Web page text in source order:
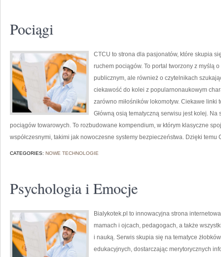
Pociągi
CTCU to strona dla pasjonatów, które skupia
ruchem pociągów. To portal tworzony z myślą
publicznym, ale również o czytelnikach
ciekawość do kolei z popularnonaukowym
zarówno miłośników lokomotyw. Ciekawe
Główną osią tematyczną serwisu jest kolej.
pociągów towarowych. To rozbudowane kompendium, w którym klasyczne
współczesnymi, takimi jak nowoczesne systemy bezpieczeństwa. Dzięki temu
CATEGORIES: NOWE TECHNOLOGIE
Psychologia i Emocje
Bialykotek.pl to innowacyjna strona
mamach i ojcach, pedagogach, a także
i nauką. Serwis skupia się na tematyce
edukacyjnych, dostarczając merytorycznych